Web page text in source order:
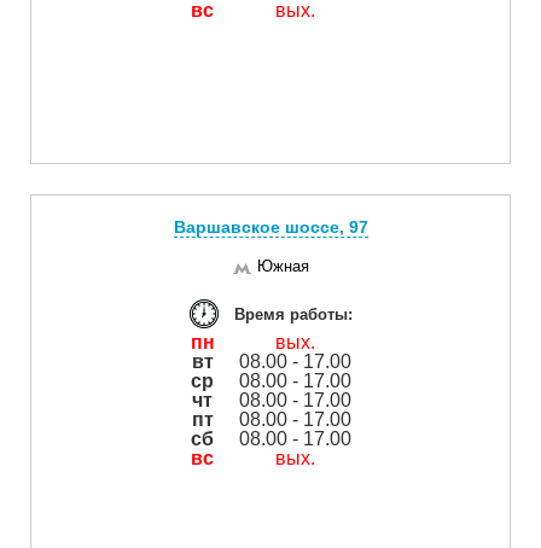
вс
вых.
Варшавское шоссе, 97
Южная
Время работы:
пн
вых.
вт
08.00 - 17.00
ср
08.00 - 17.00
чт
08.00 - 17.00
пт
08.00 - 17.00
сб
08.00 - 17.00
вс
вых.